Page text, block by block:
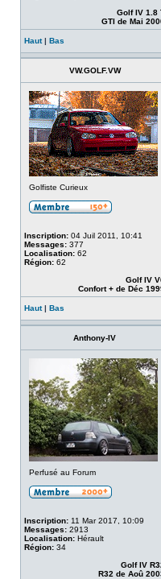
Golf IV 1.8
GTI de Mai
Haut| Bas
VW.GOLF.VW
Golfiste Curieux
Inscription: 04 Juil 2011, 10:41
Messages: 377
Localisation: 62
Région: 62
Golf IV
Confort + de Déc
Haut| Bas
Anthony-IV
Perfusé au Forum
Inscription: 11 Mar 2017, 10:09
Messages: 2913
Localisation: Hérault
Région: 34
Golf IV
R32 de Aoû